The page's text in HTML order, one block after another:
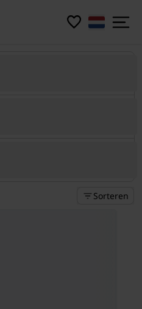
Sorteren